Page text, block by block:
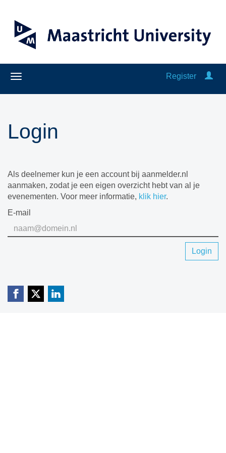
Register
Login
Als deelnemer kun je een account bij aanmelder.nl
aanmaken, zodat je een eigen overzicht hebt van al je
evenementen. Voor meer informatie, klik hier.
E-mail
Login